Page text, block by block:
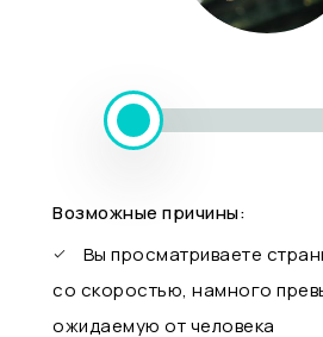
Возможные причины:
Вы просматриваете
со скоростью, намного
ожидаемую от человека